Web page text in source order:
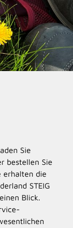
Sie
bestellen Sie
erhalten die
STEIG
Blick.